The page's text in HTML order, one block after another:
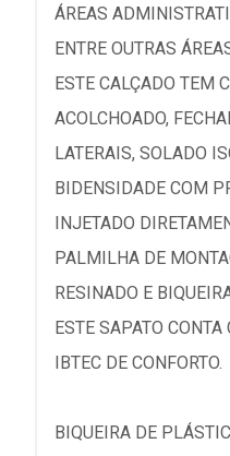
ÁREAS
ENTRE OUTRAS
ESTE CALÇADO TEM
ACOLCHOADO,
LATERAIS, SOLADO
BIDENSIDADE COM
INJETADO
PALMILHA DE
RESINADO E
ESTE SAPATO
IBTEC DE CONFORTO.
BIQUEIRA DE